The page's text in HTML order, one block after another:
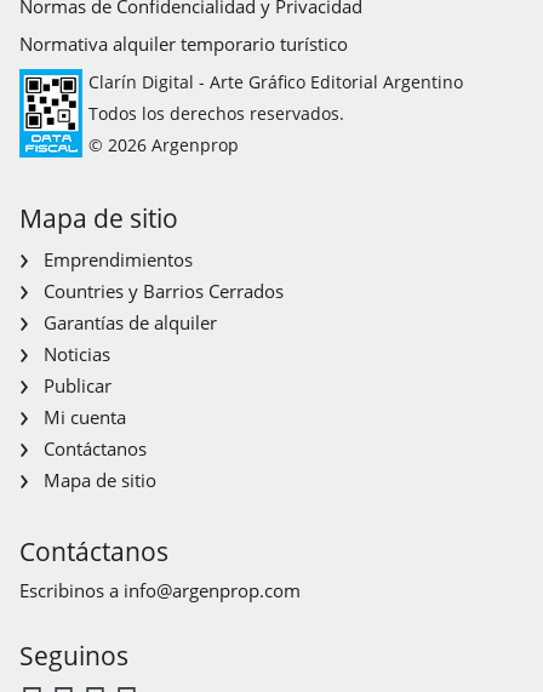
Normas de Confidencialidad y Privacidad
Normativa alquiler temporario turístico
Clarín Digital - Arte Gráfico Editorial Argentino
Todos los derechos reservados.
© 2026 Argenprop
Mapa de sitio
Emprendimientos
Countries y Barrios Cerrados
Garantías de alquiler
Noticias
Publicar
Mi cuenta
Contáctanos
Mapa de sitio
Contáctanos
Escribinos a info@argenprop.com
Seguinos